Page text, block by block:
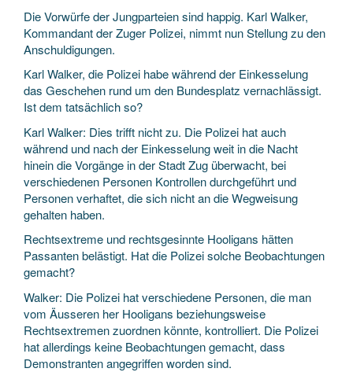
Die Vorwürfe der Jungparteien sind happig. Karl Walker,
Kommandant der Zuger Polizei, nimmt nun Stellung zu den
Anschuldigungen.
Karl Walker, die Polizei habe während der Einkesselung
das Geschehen rund um den Bundesplatz vernachlässigt.
Ist dem tatsächlich so?
Karl Walker: Dies trifft nicht zu. Die Polizei hat auch
während und nach der Einkesselung weit in die Nacht
hinein die Vorgänge in der Stadt Zug überwacht, bei
verschiedenen Personen Kontrollen durchgeführt und
Personen verhaftet, die sich nicht an die Wegweisung
gehalten haben.
Rechtsextreme und rechtsgesinnte Hooligans hätten
Passanten belästigt. Hat die Polizei solche Beobachtungen
gemacht?
Walker: Die Polizei hat verschiedene Personen, die man
vom Äusseren her Hooligans beziehungsweise
Rechtsextremen zuordnen könnte, kontrolliert. Die Polizei
hat allerdings keine Beobachtungen gemacht, dass
Demonstranten angegriffen worden sind.